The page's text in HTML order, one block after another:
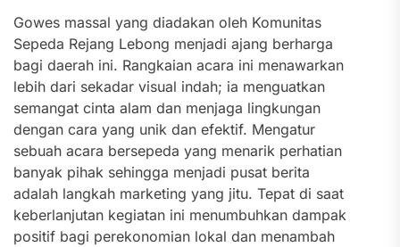
Gowes massal yang diadakan oleh Komunitas
Sepeda Rejang Lebong menjadi ajang berharga
bagi daerah ini. Rangkaian acara ini menawarkan
lebih dari sekadar visual indah; ia menguatkan
semangat cinta alam dan menjaga lingkungan
dengan cara yang unik dan efektif. Mengatur
sebuah acara bersepeda yang menarik perhatian
banyak pihak sehingga menjadi pusat berita
adalah langkah marketing yang jitu. Tepat di saat
keberlanjutan kegiatan ini menumbuhkan dampak
positif bagi perekonomian lokal dan menambah